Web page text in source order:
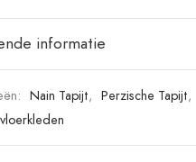
informatie
Nain Tapijt, Perzische Tapijt,